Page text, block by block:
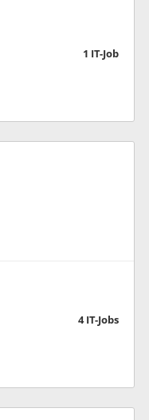
1 IT-Job
4 IT-Jobs